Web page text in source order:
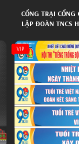
CỔNG TRẠI
LẬP ĐOÀN TNCS
VIP